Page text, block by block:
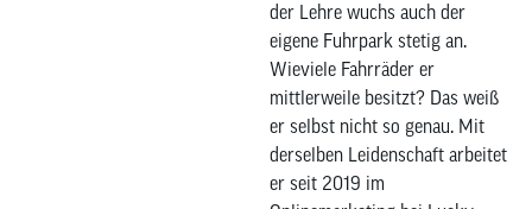
der Lehre wuchs auch der
eigene Fuhrpark stetig an.
Wieviele Fahrräder er
mittlerweile besitzt? Das weiß
er selbst nicht so genau. Mit
derselben Leidenschaft arbeitet
er seit 2019 im